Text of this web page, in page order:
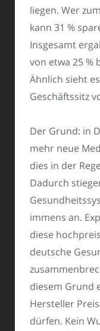
liegen. Wer
kann 31 %
Insgesamt
von etwa 25 %
Ähnlich sieht
Geschäftssitz
Der Grund: in
mehr neue
dies in der
Dadurch
immens an.
diese
deutsche
diesem Grund
Hersteller
dürfen. Kein